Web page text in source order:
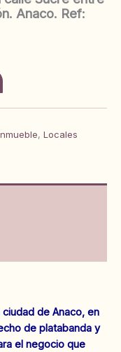
Anaco. Ref:
, Locales
ciudad de Anaco, en
de platabanda y
el negocio que